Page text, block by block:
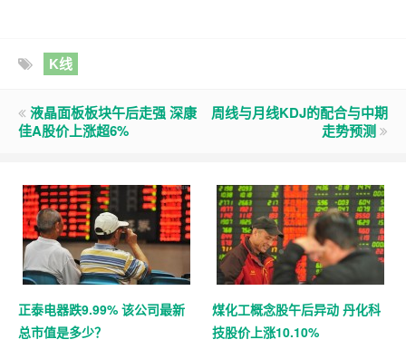
K线
液晶面板板块午后走强 深康
佳A股价上涨超6%
周线与月线KDJ的配合与中期
走势预测
正泰电器跌9.99% 该公司最新
总市值是多少？
煤化工概念股午后异动 丹化科
技股价上涨10.10%